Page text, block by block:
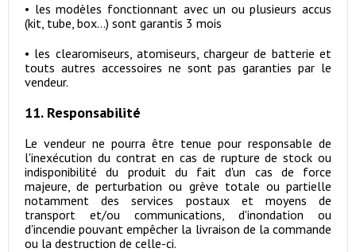
• les modèles fonctionnant avec un ou plusieurs accus
(kit, tube, box...) sont garantis 3 mois
• les clearomiseurs, atomiseurs, chargeur de batterie et
touts autres accessoires ne sont pas garanties par le
vendeur.
11. Responsabilité
Le vendeur ne pourra être tenue pour responsable de
l'inexécution du contrat en cas de rupture de stock ou
indisponibilité du produit du fait d'un cas de force
majeure, de perturbation ou grève totale ou partielle
notamment des services postaux et moyens de
transport et/ou communications, d'inondation ou
d'incendie pouvant empêcher la livraison de la commande
ou la destruction de celle-ci.